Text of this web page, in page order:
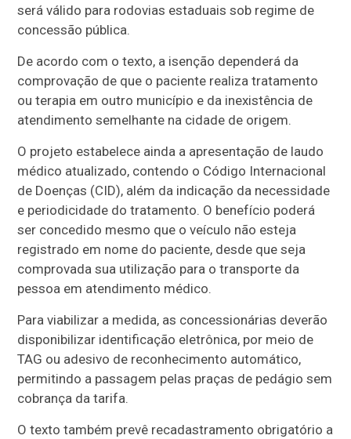
será válido para rodovias estaduais sob regime de
concessão pública.
De acordo com o texto, a isenção dependerá da
comprovação de que o paciente realiza tratamento
ou terapia em outro município e da inexistência de
atendimento semelhante na cidade de origem.
O projeto estabelece ainda a apresentação de laudo
médico atualizado, contendo o Código Internacional
de Doenças (CID), além da indicação da necessidade
e periodicidade do tratamento. O benefício poderá
ser concedido mesmo que o veículo não esteja
registrado em nome do paciente, desde que seja
comprovada sua utilização para o transporte da
pessoa em atendimento médico.
Para viabilizar a medida, as concessionárias deverão
disponibilizar identificação eletrônica, por meio de
TAG ou adesivo de reconhecimento automático,
permitindo a passagem pelas praças de pedágio sem
cobrança da tarifa.
O texto também prevê recadastramento obrigatório a